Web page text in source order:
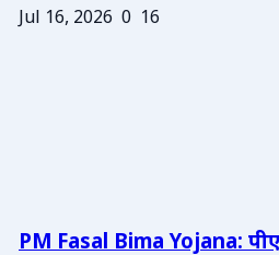
Jul 16, 2026 0 16
PM Fasal Bima Yojana: